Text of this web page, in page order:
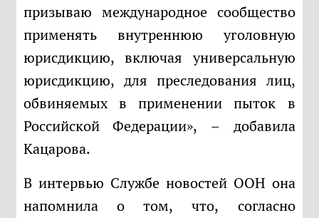
призываю международное сообщество
применять внутреннюю уголовную
юрисдикцию, включая универсальную
юрисдикцию, для преследования лиц,
обвиняемых в применении пыток в
Российской Федерации», – добавила
Кацарова.
В интервью Службе новостей ООН она
напомнила о том, что, согласно